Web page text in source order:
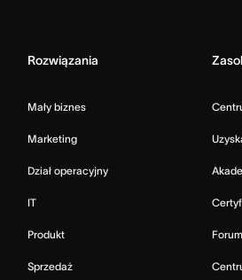
Rozwiązania
Mały biznes
Marketing
Dział operacyjny
IT
Produkt
Sprzedaż
Forum